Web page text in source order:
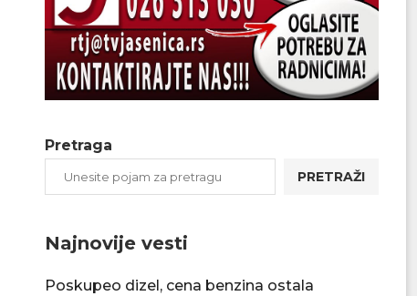
Pretraga
PRETRAŽI
Najnovije vesti
Poskupeo dizel, cena benzina ostala